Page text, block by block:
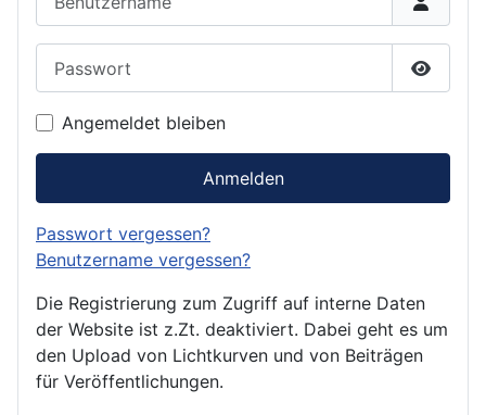
Angemeldet bleiben
Anmelden
Passwort vergessen?
Benutzername vergessen?
Die Registrierung zum Zugriff auf interne Daten
der Website ist z.Zt. deaktiviert. Dabei geht es um
den Upload von Lichtkurven und von Beiträgen
für Veröffentlichungen.